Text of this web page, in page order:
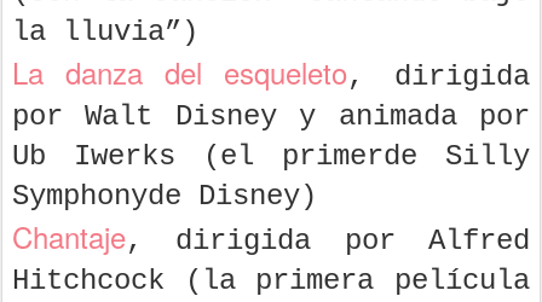
la lluvia”)
La danza del esqueleto, dirigida
por Walt Disney y animada por
Ub Iwerks (el primerde Silly
Symphonyde Disney)
Chantaje, dirigida por Alfred
Hitchcock (la primera película